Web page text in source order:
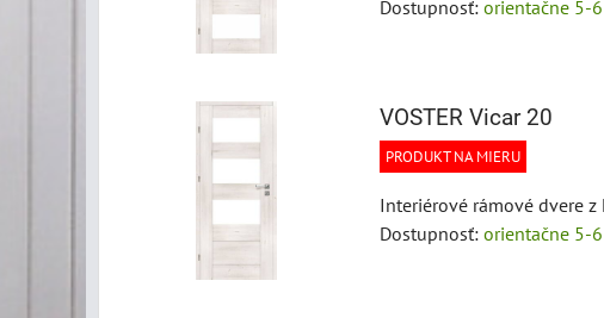
Dostupnosť: orientačne 5-
VOSTER Vicar 20
PRODUKT NA MIERU
Interiérové rámové dvere z
Dostupnosť: orientačne 5-